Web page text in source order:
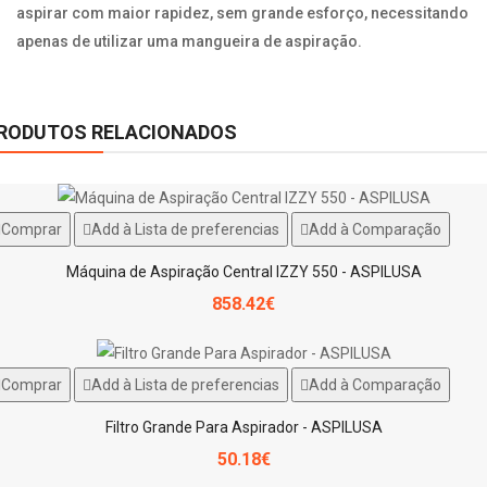
aspirar com maior rapidez, sem grande esforço, necessitando
apenas de utilizar uma mangueira de aspiração.
RELACIONADOS
Comprar Add à Lista de preferencias Add à Comparação
Máquina de Aspiração Central IZZY 550 - ASPILUSA
858.42€
Comprar Add à Lista de preferencias Add à Comparação
Filtro Grande Para Aspirador - ASPILUSA
50.18€